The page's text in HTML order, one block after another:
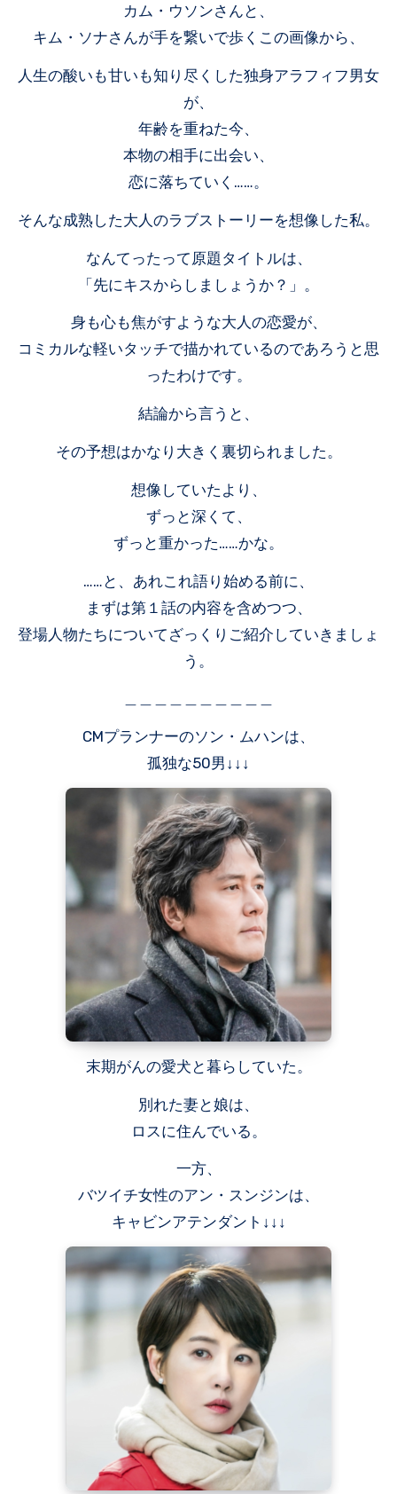
カム・ウソンさんと、
キム・ソナさんが手を繋いで歩くこの画像から、
人生の酸いも甘いも知り尽くした独身アラフィフ男女
が、
年齢を重ねた今、
本物の相手に出会い、
恋に落ちていく……。
そんな成熟した大人のラブストーリーを想像した私。
なんてったって原題タイトルは、
「先にキスからしましょうか？」。
身も心も焦がすような大人の恋愛が、
コミカルな軽いタッチで描かれているのであろうと思
ったわけです。
結論から言うと、
その予想はかなり大きく裏切られました。
想像していたより、
ずっと深くて、
ずっと重かった……かな。
……と、あれこれ語り始める前に、
まずは第１話の内容を含めつつ、
登場人物たちについてざっくりご紹介していきましょ
う。
CMプランナーのソン・ムハンは、
孤独な50男↓↓↓
末期がんの愛犬と暮らしていた。
別れた妻と娘は、
ロスに住んでいる。
一方、
バツイチ女性のアン・スンジンは、
キャビンアテンダント↓↓↓